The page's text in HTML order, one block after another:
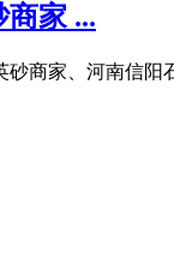
家 ...
商家、河南信